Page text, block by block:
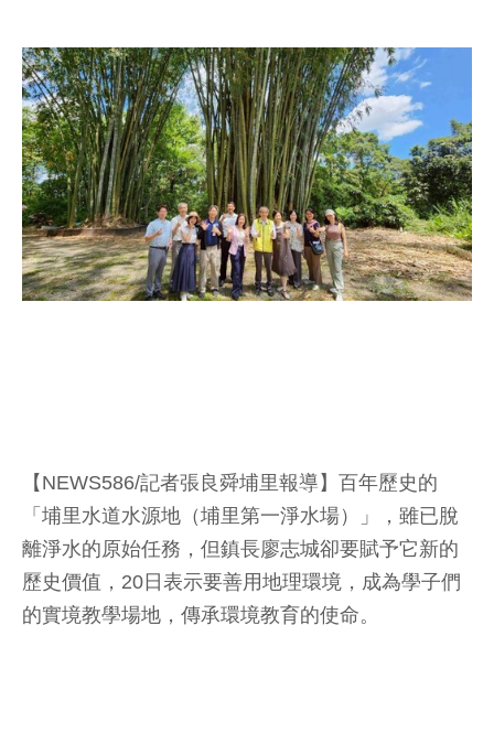
【NEWS586/記者張良舜埔里報導】百年歷史的
「埔里水道水源地（埔里第一淨水場）」，雖已脫
離淨水的原始任務，但鎮長廖志城卻要賦予它新的
歷史價值，20日表示要善用地理環境，成為學子們
的實境教學場地，傳承環境教育的使命。